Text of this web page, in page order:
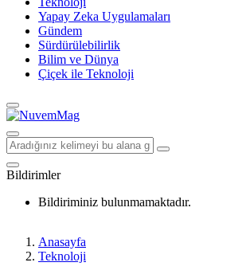
Yapay Zeka Uygulamaları
Gündem
Sürdürülebilirlik
Bilim ve Dünya
Çiçek ile Teknoloji
Bildirimler
Bildiriminiz bulunmamaktadır.
Anasayfa
Teknoloji